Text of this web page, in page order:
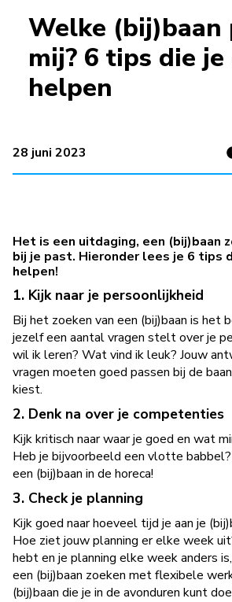
Welke (bij)baan
mij? 6 tips die
helpen
28 juni 2023
Het is een uitdaging, een (bij)baan
bij je past. Hieronder lees je 6 tips
helpen!
1. Kijk naar je persoonlijkheid
Bij het zoeken van een (bij)baan is het
jezelf een aantal vragen stelt over je
wil ik leren? Wat vind ik leuk? Jouw
vragen moeten goed passen bij de
kiest.
2. Denk na over je competenties
Kijk kritisch naar waar je goed en wat
Heb je bijvoorbeeld een vlotte babbel?
een (bij)baan in de horeca!
3. Check je planning
Kijk goed naar hoeveel tijd je aan je
Hoe ziet jouw planning er elke week
hebt en je planning elke week anders
een (bij)baan zoeken met flexibele
(bij)baan die je in de avonduren kunt